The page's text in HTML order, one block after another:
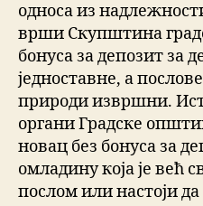
односа из
врши Скупштина
бонуса за депозит за
једноставне, а послове
природи извршни.
органи Градске
новац без бонуса за
омладину која је већ
послом или настоји